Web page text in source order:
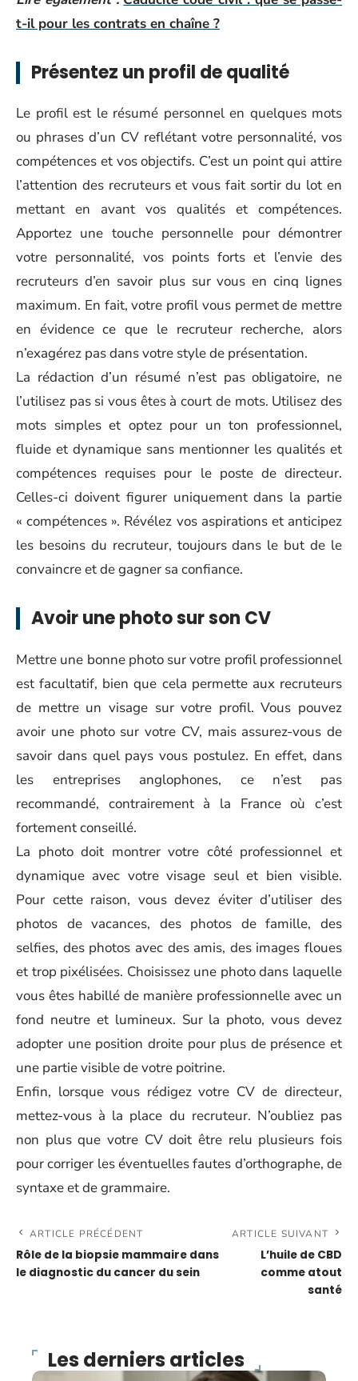
t-il pour les contrats en chaîne ?
Présentez un profil de qualité
Le profil est le résumé personnel en quelques mots
ou phrases d’un CV reflétant votre personnalité, vos
compétences et vos objectifs. C’est un point qui attire
l’attention des recruteurs et vous fait sortir du lot en
mettant en avant vos qualités et compétences.
Apportez une touche personnelle pour démontrer
votre personnalité, vos points forts et l’envie des
recruteurs d’en savoir plus sur vous en cinq lignes
maximum. En fait, votre profil vous permet de mettre
en évidence ce que le recruteur recherche, alors
n’exagérez pas dans votre style de présentation.
La rédaction d’un résumé n’est pas obligatoire, ne
l’utilisez pas si vous êtes à court de mots. Utilisez des
mots simples et optez pour un ton professionnel,
fluide et dynamique sans mentionner les qualités et
compétences requises pour le poste de directeur.
Celles-ci doivent figurer uniquement dans la partie
« compétences ». Révélez vos aspirations et anticipez
les besoins du recruteur, toujours dans le but de le
convaincre et de gagner sa confiance.
Avoir une photo sur son CV
Mettre une bonne photo sur votre profil professionnel
est facultatif, bien que cela permette aux recruteurs
de mettre un visage sur votre profil. Vous pouvez
avoir une photo sur votre CV, mais assurez-vous de
savoir dans quel pays vous postulez. En effet, dans
les entreprises anglophones, ce n’est pas
recommandé, contrairement à la France où c’est
fortement conseillé.
La photo doit montrer votre côté professionnel et
dynamique avec votre visage seul et bien visible.
Pour cette raison, vous devez éviter d’utiliser des
photos de vacances, des photos de famille, des
selfies, des photos avec des amis, des images floues
et trop pixélisées. Choisissez une photo dans laquelle
vous êtes habillé de manière professionnelle avec un
fond neutre et lumineux. Sur la photo, vous devez
adopter une position droite pour plus de présence et
une partie visible de votre poitrine.
Enfin, lorsque vous rédigez votre CV de directeur,
mettez-vous à la place du recruteur. N’oubliez pas
non plus que votre CV doit être relu plusieurs fois
pour corriger les éventuelles fautes d’orthographe, de
syntaxe et de grammaire.
ARTICLE PRÉCÉDENT
Rôle de la biopsie mammaire dans
le diagnostic du cancer du sein
ARTICLE SUIVANT
L’huile de CBD
comme atout
santé
Les derniers articles